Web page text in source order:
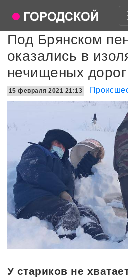
Под Брянском
оказались в
нечищеных дорог
15 февраля 2021 21:13
У стариков не